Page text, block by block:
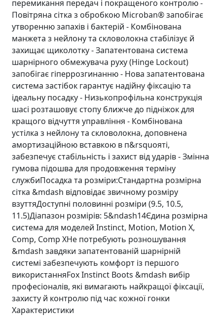
перемикання передач і покращеного контролю -
Повітряна сітка з обробкою Microban® запобігає
утворенню запахів і бактерій - Комбінована
манжета з нейлону та скловолокна стабілізує й
захищає щиколотку - Запатентована система
шарнірного обмежувача руху (Hinge Lockout)
запобігає гіперрозгинанню - Нова запатентована
система застібок гарантує надійну фіксацію та
ідеальну посадку - Низькопрофільна конструкція
шасі розташовує стопу ближче до підніжок для
кращого відчуття управління - Комбінована
устілка з нейлону та скловолокна, доповнена
амортизаційною вставкою в п&rsquoяті,
забезпечує стабільність і захист від ударів - Змінна
гумова підошва для продовження терміну
службиПосадка та розміри:Стандартна розмірна
сітка &mdash відповідає звичному розміру
взуттяДоступні половинні розміри (9.5, 10.5,
11.5)Діапазон розмірів: 5&ndash14Єдина розмірна
система для моделей Instinct, Motion, Motion X,
Comp, Comp XНе потребують розношування
&mdash завдяки запатентованій шарнірній
системі забезпечують комфорт із першого
використанняFox Instinct Boots &mdash вибір
професіоналів, які вимагають найкращої фіксації,
захисту й контролю під час кожної гонки
Характеристики